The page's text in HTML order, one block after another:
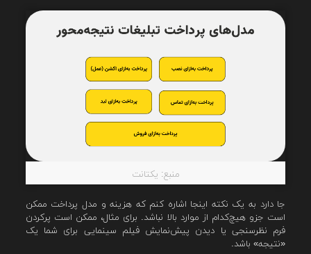
منبع: یکتانت
جا دارد به یک نکته اینجا اشاره کنم که هزینه و مدل پرداخت ممکن
است جزو هیچ‌کدام از موارد بالا نباشد. برای مثال، ممکن است پرکردن
فرم نظرسنجی یا دیدن پیش‌نمایش فیلم سینمایی برای شما یک
«نتیجه» باشد.